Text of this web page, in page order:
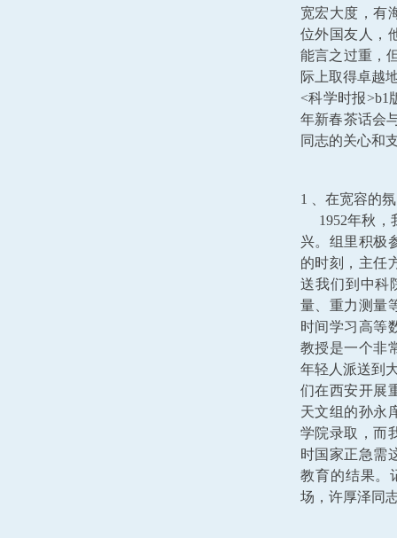
宽宏大度，有
位外国友人，
能言之过重，
际上取得卓越
<科学时报>b1
年新春茶话会
同志的关心和
1 、在宽容的
1952年秋，
兴。组里积极
的时刻，主任
送我们到中科
量、重力测量
时间学习高等
教授是一个非
年轻人派送到
们在西安开展
天文组的孙永
学院录取，而
时国家正急需
教育的结果。
场，许厚泽同